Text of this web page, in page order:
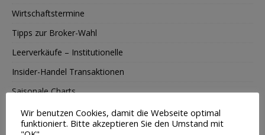
Wirtschaftstermine
Tipps zur Broker-Wahl
Leerverkäufe – Institutionelle
Insider-Handel Transaktionen
Saisonale Charts
TOP-BUCHTIPP
Wir benutzen Cookies, damit die Webseite optimal
funktioniert. Bitte akzeptieren Sie den Umstand mit